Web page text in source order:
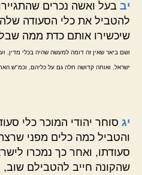
יב בעל ואשה נכרים
להטביל את כלי הסעודה
שיכשירו אותם כדת ממה
ושם ביאר שאין זה דומה למעשה שהיה בכלי מדין,
ישראל, ואותה קדושה חלה גם על כליהם, וכמ"ש
יג סוחר יהודי המוכר כלי
והטביל כמה כלים מפני
סעודתו, ואחר כך נמכרו
שהקונה חייב להטבילם